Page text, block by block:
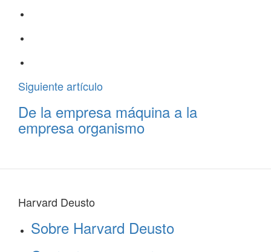
Siguiente artículo
De la empresa máquina a la
empresa organismo
Harvard Deusto
Sobre Harvard Deusto